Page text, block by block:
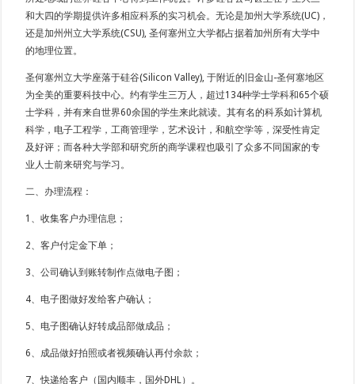
和大四的学期提供许多相应科系的实习机会。无论是加州大学系统(UC)，
还是加州州立大学系统(CSU), 圣何塞州立大学都占据着加州所有大学中
的地理位置。
圣何塞州立大学座落于硅谷(Silicon Valley), 于附近的旧金山-圣何塞地区
为全美的重要科技中心。约有学生三万人，超过134种学士学科和65个硕
士学科，并有来自世界60余国的学生来此就读。其有名的科系如计算机
科学，电子工程学，工商管理学，艺术设计，和航空学等，深受性肯定
及好评；而各种大学部和研究所的商学课程也吸引了众多不同国家的专
业人士前来研究与学习。
二、办理流程：
1、收集客户办理信息；
2、客户付定金下单；
3、公司确认到账转制作点做电子图；
4、电子图做好发给客户确认；
5、电子图确认好转成品部做成品；
6、成品做好拍照或者视频确认再付余款；
7、快递给客户（国内顺丰，国外DHL）。